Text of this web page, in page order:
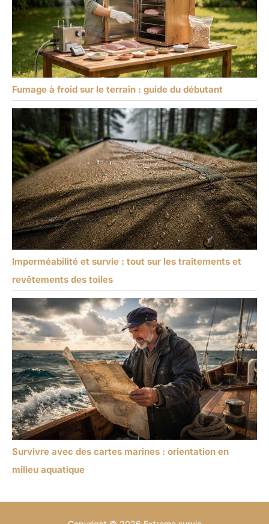
Fumage à froid sur le terrain : guide du débutant
Imperméabilité et survie : tout sur les traitements et
revêtements des toiles
Survivre avec des cartes marines : orientation en
milieu aquatique